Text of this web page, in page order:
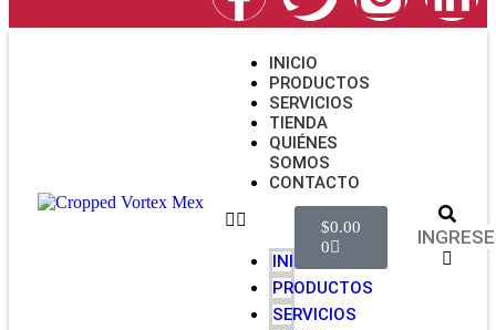
INICIO
PRODUCTOS
SERVICIOS
TIENDA
QUIÉNES
SOMOS
CONTACTO
INICIO
PRODUCTOS
SERVICIOS
$0.00
0